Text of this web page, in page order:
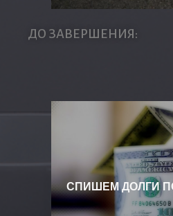
СПИШЕМ ДОЛГИ
ДО ЗАВЕРШЕНИЯ: